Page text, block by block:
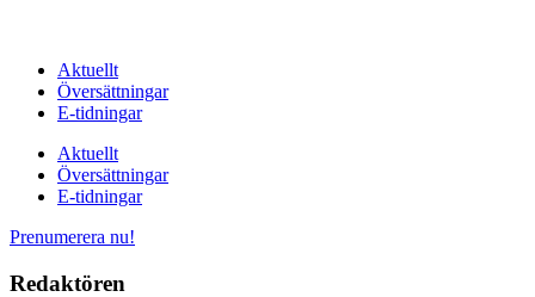
Aktuellt
Översättningar
E-tidningar
Aktuellt
Översättningar
E-tidningar
Prenumerera nu!
Redaktören